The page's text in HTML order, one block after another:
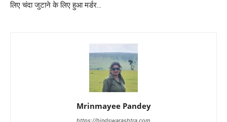
लिए चंदा जुटाने के लिए हुआ मर्डर…
Mrinmayee Pandey